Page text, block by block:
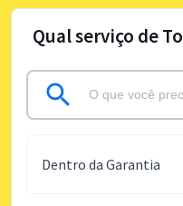
Qual serviço de
Dentro da Garantia